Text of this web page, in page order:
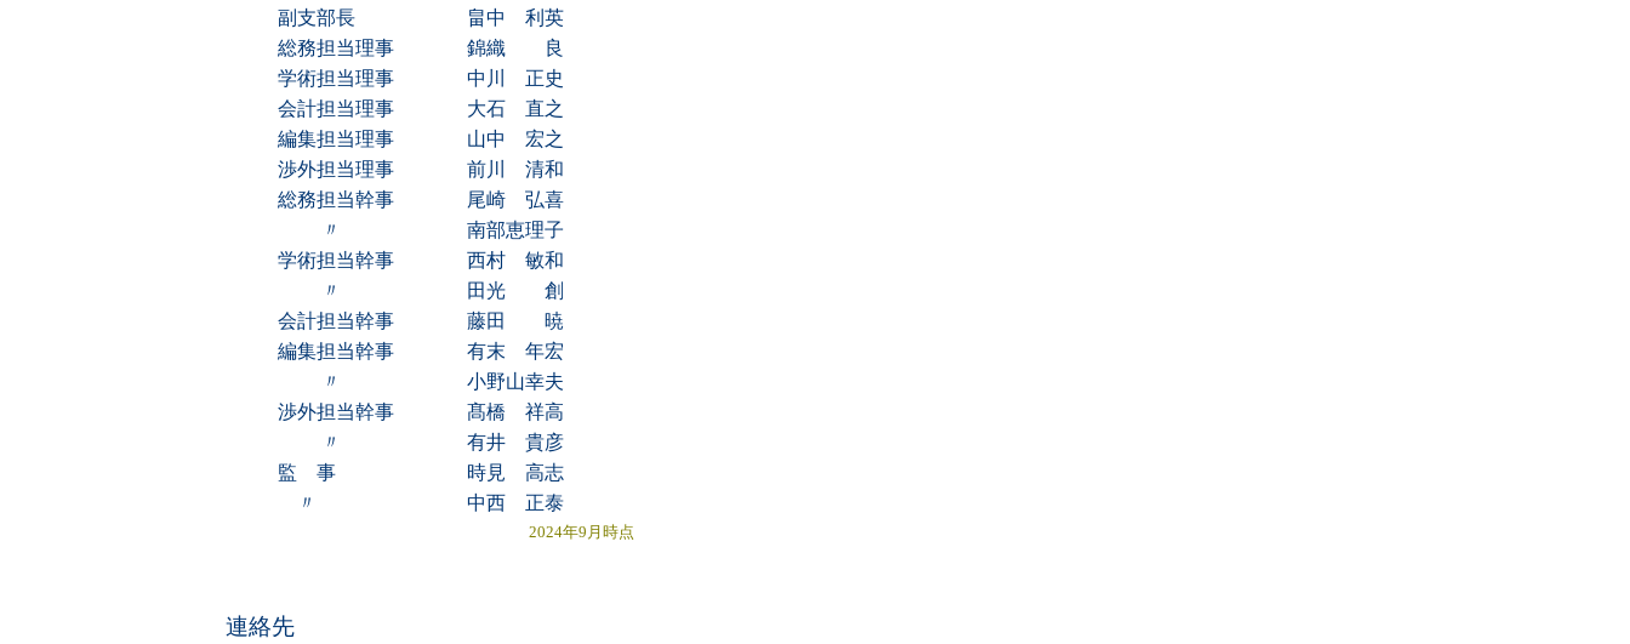
副支部長
畠中 利英
総務担当理事
錦織 良
学術担当理事
中川 正史
会計担当理事
大石 直之
編集担当理事
山中 宏之
渉外担当理事
前川 清和
総務担当幹事
尾崎 弘喜
〃
南部恵理子
学術担当幹事
西村 敏和
〃
田光 創
会計担当幹事
藤田 暁
編集担当幹事
有末 年宏
〃
小野山幸夫
渉外担当幹事
髙橋 祥高
〃
有井 貴彦
監 事
時見 高志
〃
中西 正泰
2024年9月時点
連絡先